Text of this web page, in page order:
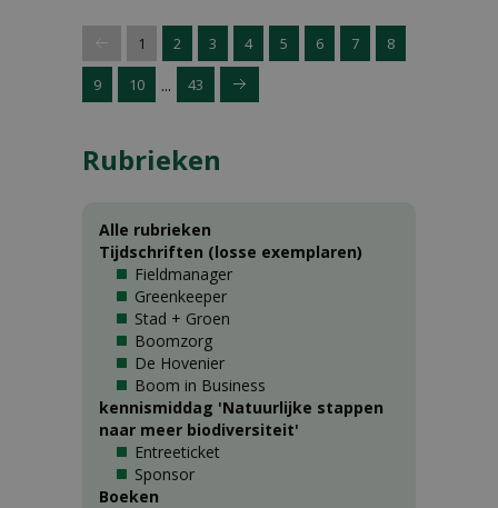
1 2 3 4 5 6 7 8
9 10 ... 43
Rubrieken
Alle rubrieken
Tijdschriften (losse exemplaren)
Fieldmanager
Greenkeeper
Stad + Groen
Boomzorg
De Hovenier
Boom in Business
kennismiddag 'Natuurlijke stappen
naar meer biodiversiteit'
Entreeticket
Sponsor
Boeken